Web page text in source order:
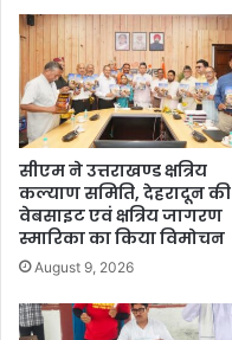
सीएम ने उत्तराखण्ड क्षत्रिय
कल्याण समिति, देहरादून की
वेबसाइट एवं क्षत्रिय जागरण
स्मारिका का किया विमोचन
August 9, 2026